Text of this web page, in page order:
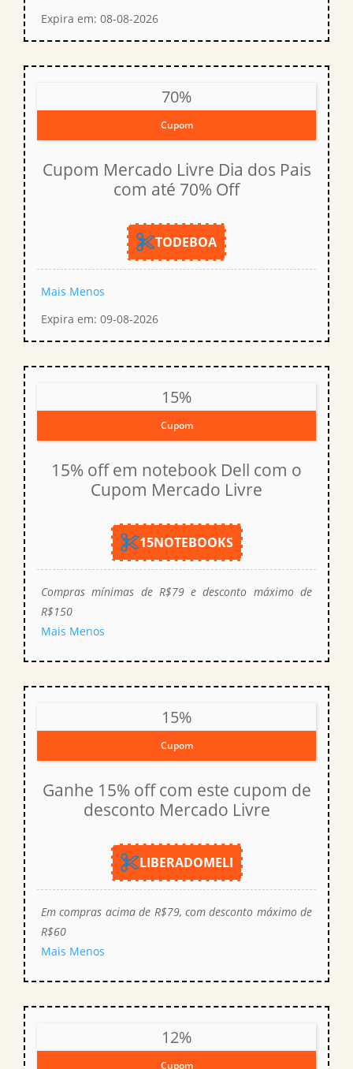
Expira em: 08-08-2026
70%
Cupom
Cupom Mercado Livre Dia dos Pais
com até 70% Off
TODEBOA
Mais Menos
Expira em: 09-08-2026
15%
Cupom
15% off em notebook Dell com o
Cupom Mercado Livre
15NOTEBOOKS
Compras mínimas de R$79 e desconto máximo de
R$150
Mais Menos
15%
Cupom
Ganhe 15% off com este cupom de
desconto Mercado Livre
LIBERADOMELI
Em compras acima de R$79, com desconto máximo de
R$60
Mais Menos
12%
Cupom